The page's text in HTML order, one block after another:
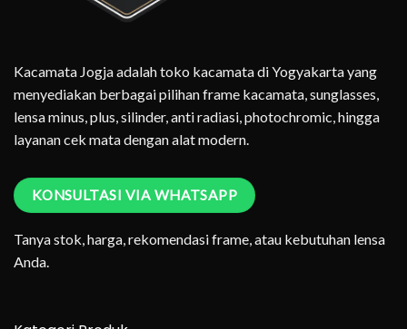
Kacamata Jogja adalah toko kacamata di Yogyakarta yang
menyediakan berbagai pilihan frame kacamata, sunglasses,
lensa minus, plus, silinder, anti radiasi, photochromic, hingga
layanan cek mata dengan alat modern.
KONSULTASI VIA WHATSAPP
Tanya stok, harga, rekomendasi frame, atau kebutuhan lensa
Anda.